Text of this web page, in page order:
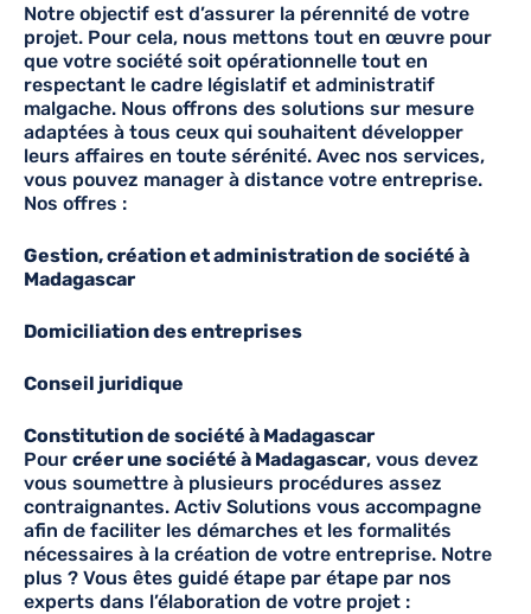
Notre objectif est d’assurer la pérennité de votre
projet. Pour cela, nous mettons tout en œuvre pour
que votre société soit opérationnelle tout en
respectant le cadre législatif et administratif
malgache. Nous offrons des solutions sur mesure
adaptées à tous ceux qui souhaitent développer
leurs affaires en toute sérénité. Avec nos services,
vous pouvez manager à distance votre entreprise.
Nos offres :
Gestion, création et administration de société à
Madagascar
Domiciliation des entreprises
Conseil juridique
Constitution de société à Madagascar
Pour créer une société à Madagascar, vous devez
vous soumettre à plusieurs procédures assez
contraignantes. Activ Solutions vous accompagne
afin de faciliter les démarches et les formalités
nécessaires à la création de votre entreprise. Notre
plus ? Vous êtes guidé étape par étape par nos
experts dans l’élaboration de votre projet :